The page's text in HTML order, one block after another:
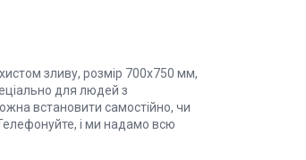
зливу, розмір 700х750 мм,
для людей з
встановити самостійно, чи
і ми надамо всю